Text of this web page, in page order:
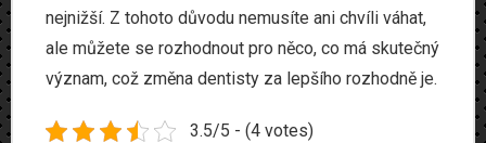
nejnižší. Z tohoto důvodu nemusíte ani chvíli váhat,
ale můžete se rozhodnout pro něco, co má skutečný
význam, což změna dentisty za lepšího rozhodně je.
3.5/5 - (4 votes)